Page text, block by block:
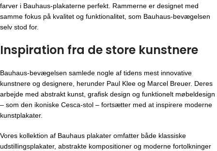
farver i Bauhaus-plakaterne perfekt. Rammerne er designet med
samme fokus på kvalitet og funktionalitet, som Bauhaus-bevægelsen
selv stod for.
Inspiration fra de store kunstnere
Bauhaus-bevægelsen samlede nogle af tidens mest innovative
kunstnere og designere, herunder Paul Klee og Marcel Breuer. Deres
arbejde med abstrakt kunst, grafisk design og funktionelt møbeldesign
– som den ikoniske Cesca-stol – fortsætter med at inspirere moderne
kunstplakater.
Vores kollektion af Bauhaus plakater omfatter både klassiske
udstillingsplakater, abstrakte kompositioner og moderne fortolkninger